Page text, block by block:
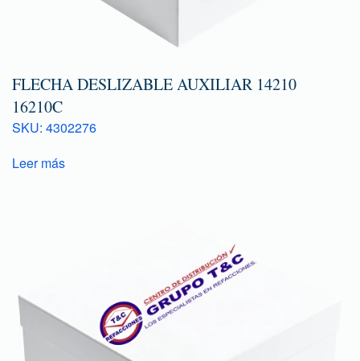
FLECHA DESLIZABLE AUXILIAR 14210
16210C
SKU: 4302276
Leer más